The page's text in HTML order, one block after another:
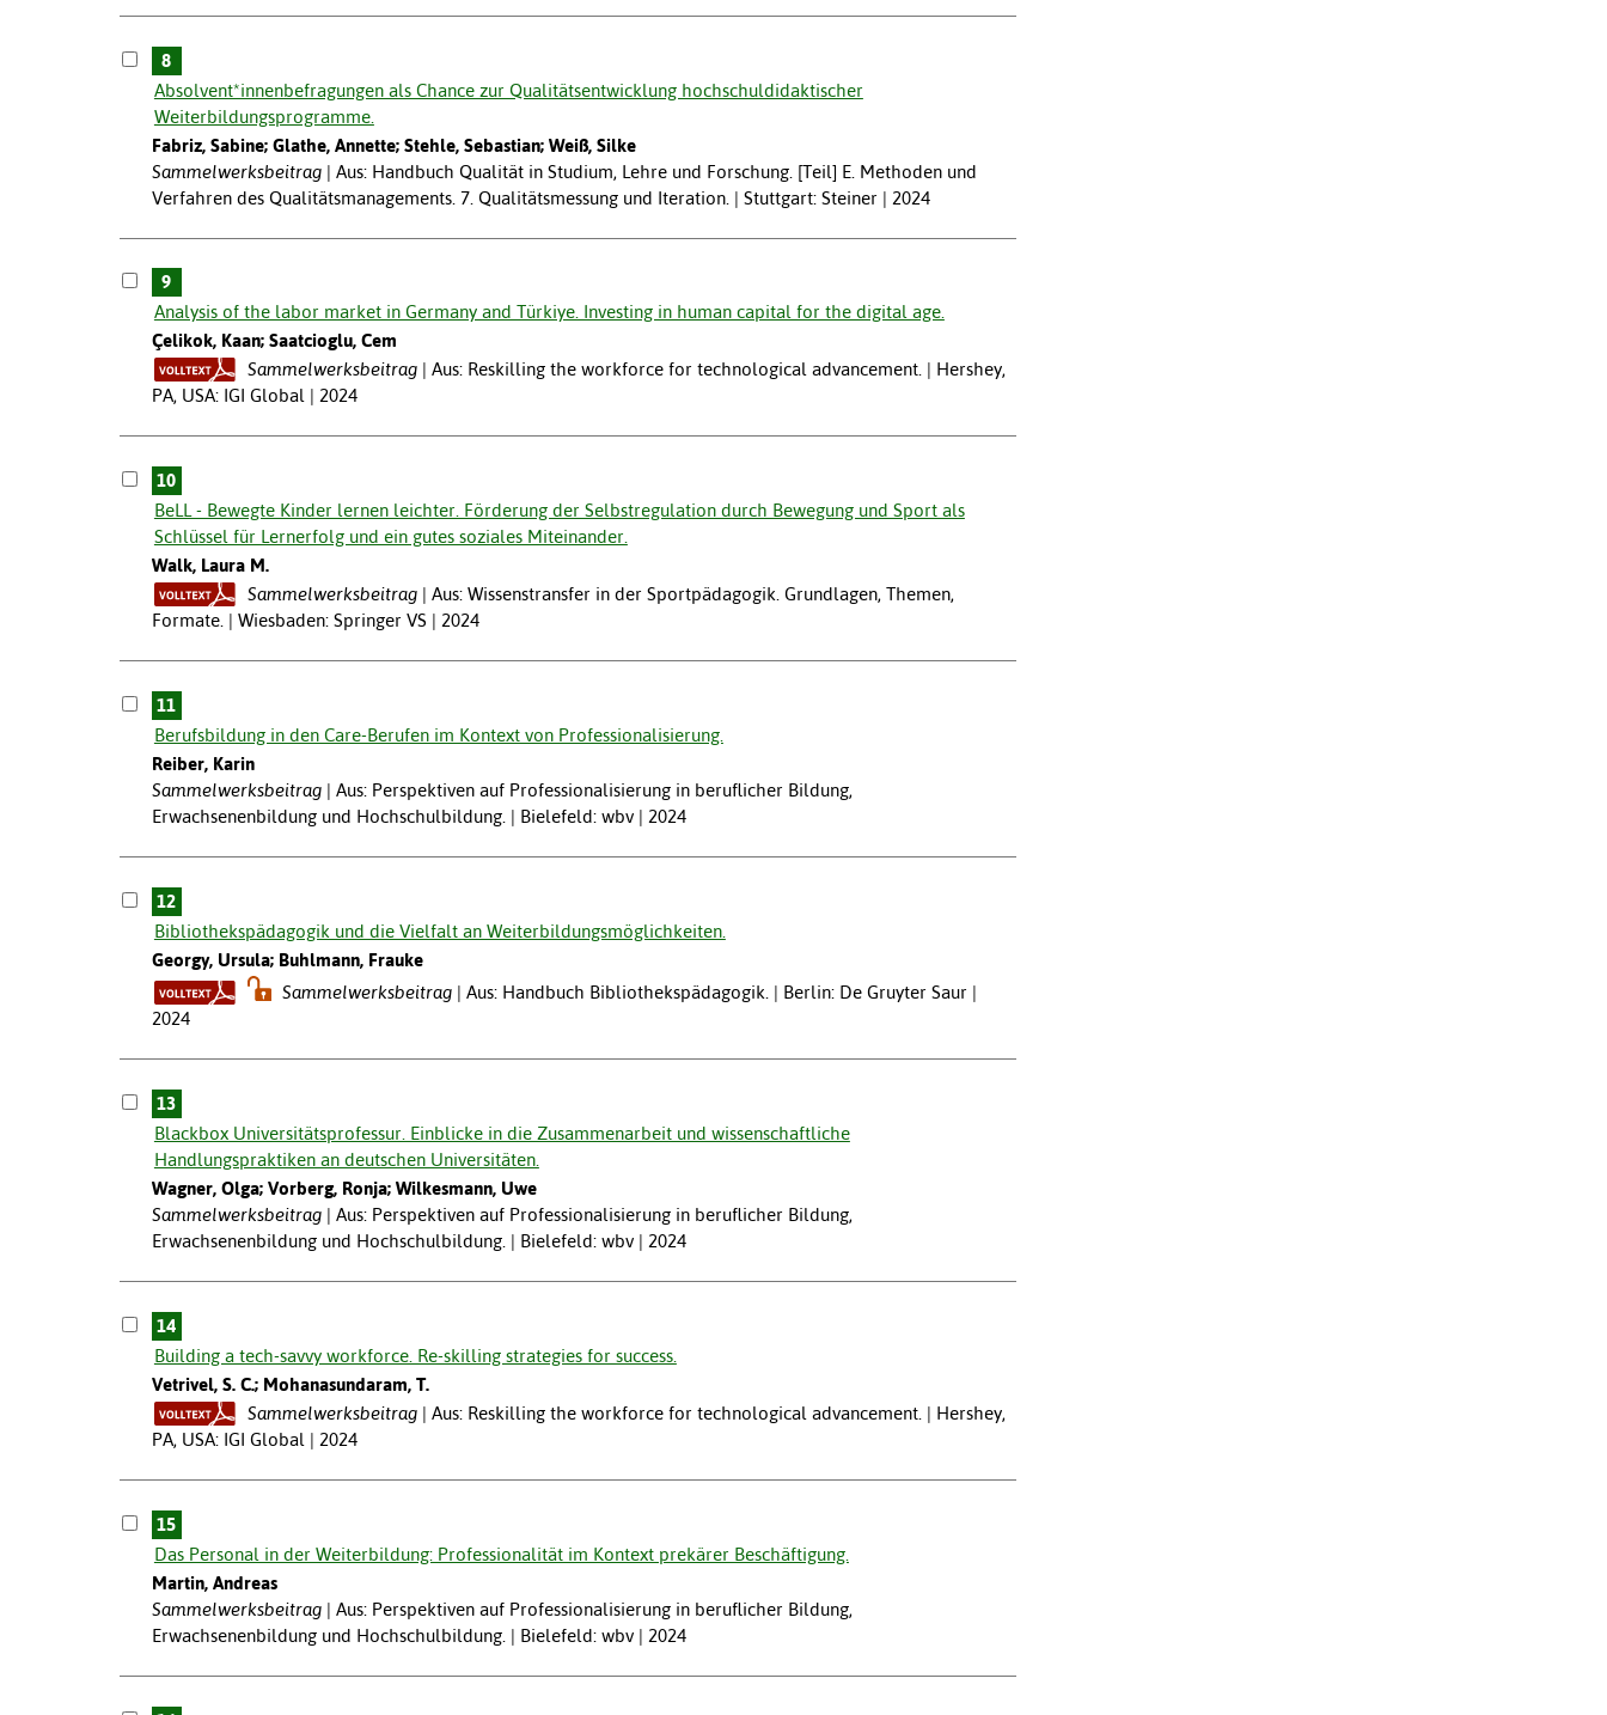
8
Absolvent*innenbefragungen als Chance zur Qualitätsentwicklung hochschuldidaktischer
Weiterbildungsprogramme.
Fabriz, Sabine; Glathe, Annette; Stehle, Sebastian; Weiß, Silke
Sammelwerksbeitrag
Aus: Handbuch Qualität in Studium, Lehre und Forschung. [Teil] E. Methoden und
Verfahren des Qualitätsmanagements. 7. Qualitätsmessung und Iteration. | Stuttgart: Steiner | 2024
9
Analysis of the labor market in Germany and Türkiye. Investing in human capital for the digital age.
Çelikok, Kaan; Saatcioglu, Cem
Sammelwerksbeitrag
Aus: Reskilling the workforce for technological advancement. | Hershey,
PA, USA: IGI Global | 2024
10
BeLL - Bewegte Kinder lernen leichter. Förderung der Selbstregulation durch Bewegung und Sport als
Schlüssel für Lernerfolg und ein gutes soziales Miteinander.
Walk, Laura M.
Sammelwerksbeitrag
Aus: Wissenstransfer in der Sportpädagogik. Grundlagen, Themen,
Formate. | Wiesbaden: Springer VS | 2024
11
Berufsbildung in den Care-Berufen im Kontext von Professionalisierung.
Reiber, Karin
Sammelwerksbeitrag
Aus: Perspektiven auf Professionalisierung in beruflicher Bildung,
Erwachsenenbildung und Hochschulbildung. | Bielefeld: wbv | 2024
12
Bibliothekspädagogik und die Vielfalt an Weiterbildungsmöglichkeiten.
Georgy, Ursula; Buhlmann, Frauke
Sammelwerksbeitrag
Aus: Handbuch Bibliothekspädagogik. | Berlin: De Gruyter Saur |
2024
13
Blackbox Universitätsprofessur. Einblicke in die Zusammenarbeit und wissenschaftliche
Handlungspraktiken an deutschen Universitäten.
Wagner, Olga; Vorberg, Ronja; Wilkesmann, Uwe
Sammelwerksbeitrag
Aus: Perspektiven auf Professionalisierung in beruflicher Bildung,
Erwachsenenbildung und Hochschulbildung. | Bielefeld: wbv | 2024
14
Building a tech-savvy workforce. Re-skilling strategies for success.
Vetrivel, S. C.; Mohanasundaram, T.
Sammelwerksbeitrag
Aus: Reskilling the workforce for technological advancement. | Hershey,
PA, USA: IGI Global | 2024
15
Das Personal in der Weiterbildung: Professionalität im Kontext prekärer Beschäftigung.
Martin, Andreas
Sammelwerksbeitrag
Aus: Perspektiven auf Professionalisierung in beruflicher Bildung,
Erwachsenenbildung und Hochschulbildung. | Bielefeld: wbv | 2024